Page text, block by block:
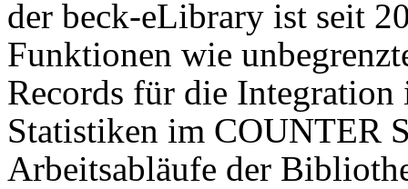
der beck-eLibrary ist seit
Funktionen wie
Records für die
Statistiken im COUNTER
Arbeitsabläufe der